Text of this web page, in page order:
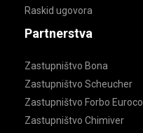
Raskid ugovora
Partnerstva
Zastupništvo Bona
Zastupništvo Scheucher
Zastupništvo Forbo Eurocol
Zastupništvo Chimiver